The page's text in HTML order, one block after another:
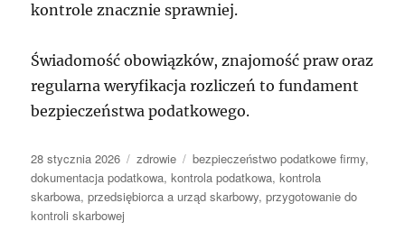
kontrole znacznie sprawniej.
Świadomość obowiązków, znajomość praw oraz
regularna weryfikacja rozliczeń to fundament
bezpieczeństwa podatkowego.
Data
publikacji
28 stycznia 2026 Kategorie
zdrowie Tagi
bezpieczeństwo podatkowe firmy,
dokumentacja podatkowa,kontrola podatkowa,kontrola
skarbowa,przedsiębiorca a urząd skarbowy,przygotowanie do
kontroli skarbowej